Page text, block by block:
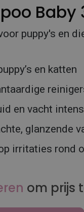
puppy's en
en katten
en vacht
glanzende
irritaties rond
om prijs